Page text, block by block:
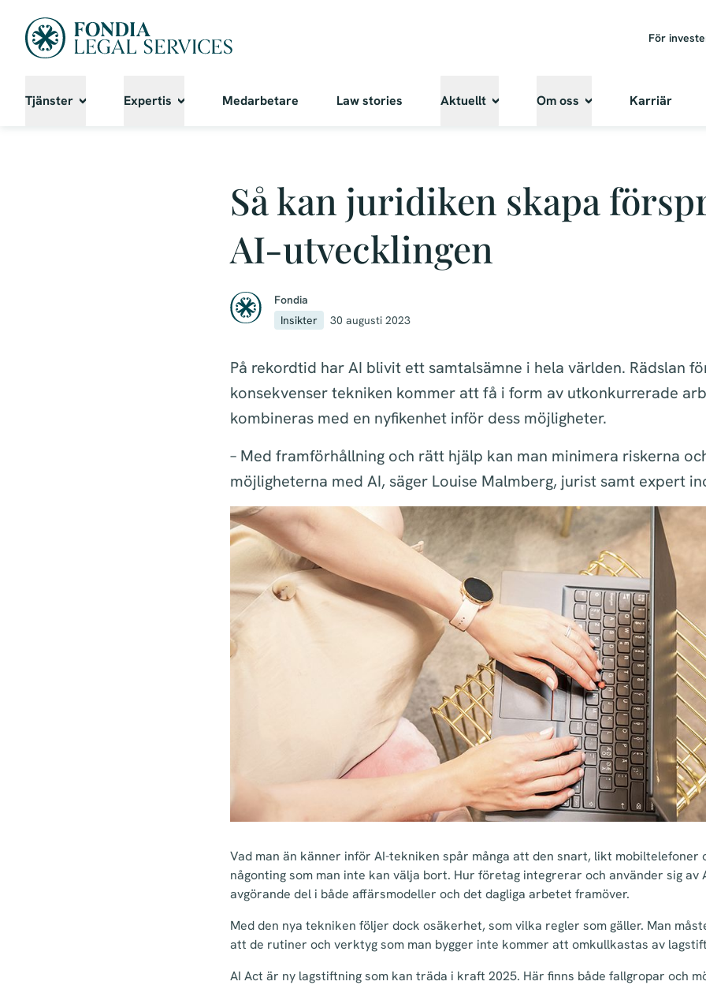
För
Tjänster Expertis Medarbetare Law stories Aktuellt Om oss Karriär
Så kan juridiken skapa
AI-utvecklingen
Fondia
Insikter
30 augusti 2023
På rekordtid har AI blivit ett samtalsämne i hela världen. Rädslan
konsekvenser tekniken kommer att få i form av utkonkurrerade
kombineras med en nyfikenhet inför dess möjligheter.
– Med framförhållning och rätt hjälp kan man minimera riskerna
möjligheterna med AI, säger Louise Malmberg, jurist samt expert
Vad man än känner inför AI-tekniken spår många att den snart, likt mobiltelefoner
någonting som man inte kan välja bort. Hur företag integrerar och använder sig av
avgörande del i både affärsmodeller och det dagliga arbetet framöver.
Med den nya tekniken följer dock osäkerhet, som vilka regler som gäller. Man
att de rutiner och verktyg som man bygger inte kommer att omkullkastas av
AI Act är ny lagstiftning som kan träda i kraft 2025. Här finns både fallgropar och